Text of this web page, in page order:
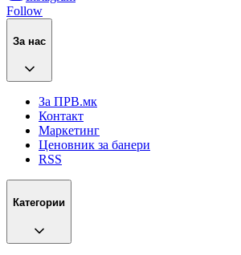
Follow
За нас
За ПРВ.мк
Контакт
Маркетинг
Ценовник за банери
RSS
Категории